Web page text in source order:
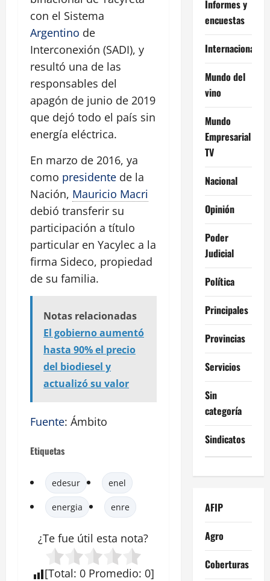
con el Sistema
Argentino de
Interconexión (SADI), y
resultó una de las
responsables del
apagón de junio de 2019
que dejó todo el país sin
energía eléctrica.
En marzo de 2016, ya
como presidente de la
Nación, Mauricio Macri
debió transferir su
participación a título
particular en Yacylec a la
firma Sideco, propiedad
de su familia.
Notas relacionadas
El gobierno aumentó
hasta 90% el precio
del biodiesel y
actualizó su valor
Fuente: Ámbito
Etiquetas
edesur enel
energia enre
¿Te fue útil esta nota?
[Total: 0 Promedio: 0]
Informes y
encuestas
Internacional
Mundo del
vino
Mundo
Empresarial
TV
Nacional
Opinión
Poder
Judicial
Política
Principales
Provincias
Servicios
Sin
categoría
Sindicatos
AFIP
Agro
Coberturas